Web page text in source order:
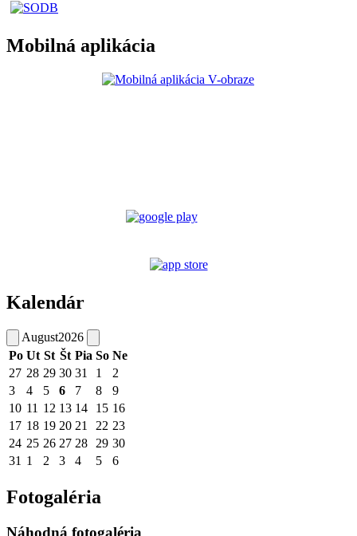
Mobilná aplikácia
Kalendár
August2026
Po Ut St Št Pia So Ne
27 28 29 30 31 1
2
3
4 5 6 7 8
9
10 11 12 13 14 15 16
17 18 19 20 21 22 23
24 25 26 27 28 29 30
31 1 2 3 4 5 6
Fotogaléria
Náhodná fotogaléria